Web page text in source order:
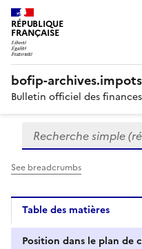
RÉPUBLIQUE
FRANÇAISE
bofip-
Bulletin officiel des
Formulaire
de
recherche
Recherche simple
See breadcrumbs
Table des matières
Position dans le plan de